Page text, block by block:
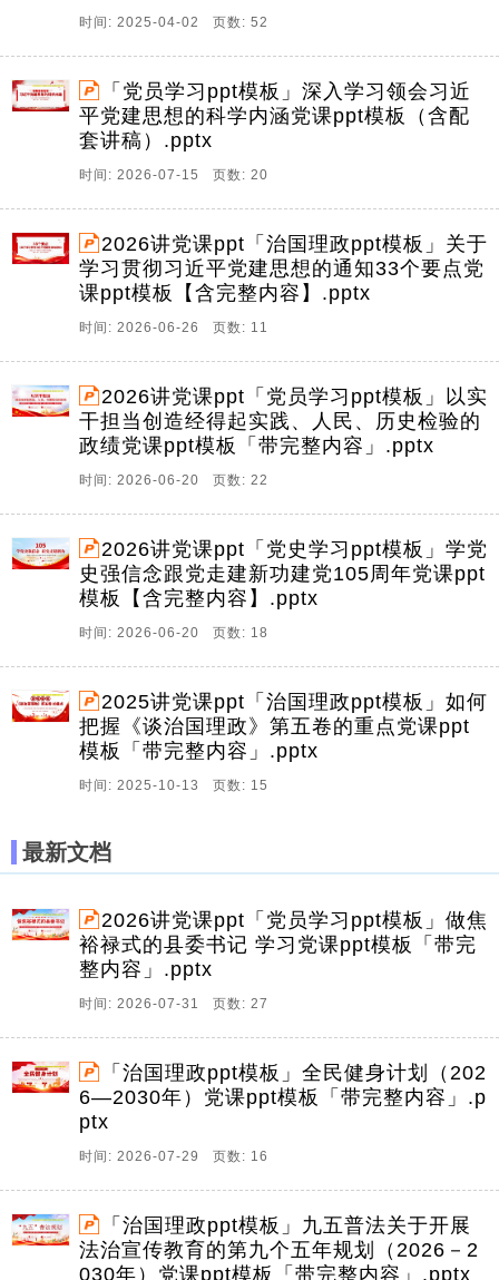
时间: 2025-04-02 页数: 52
「党员学习ppt模板」深入学习领会习近
平党建思想的科学内涵党课ppt模板（含配
套讲稿）.pptx
时间: 2026-07-15 页数: 20
2026讲党课ppt「治国理政ppt模板」关于
学习贯彻习近平党建思想的通知33个要点党
课ppt模板【含完整内容】.pptx
时间: 2026-06-26 页数: 11
2026讲党课ppt「党员学习ppt模板」以实
干担当创造经得起实践、人民、历史检验的
政绩党课ppt模板「带完整内容」.pptx
时间: 2026-06-20 页数: 22
2026讲党课ppt「党史学习ppt模板」学党
史强信念跟党走建新功建党105周年党课ppt
模板【含完整内容】.pptx
时间: 2026-06-20 页数: 18
2025讲党课ppt「治国理政ppt模板」如何
把握《谈治国理政》第五卷的重点党课ppt
模板「带完整内容」.pptx
时间: 2025-10-13 页数: 15
最新文档
2026讲党课ppt「党员学习ppt模板」做焦
裕禄式的县委书记 学习党课ppt模板「带完
整内容」.pptx
时间: 2026-07-31 页数: 27
「治国理政ppt模板」全民健身计划（202
6—2030年）党课ppt模板「带完整内容」.p
ptx
时间: 2026-07-29 页数: 16
「治国理政ppt模板」九五普法关于开展
法治宣传教育的第九个五年规划（2026－2
030年）党课ppt模板「带完整内容」.pptx